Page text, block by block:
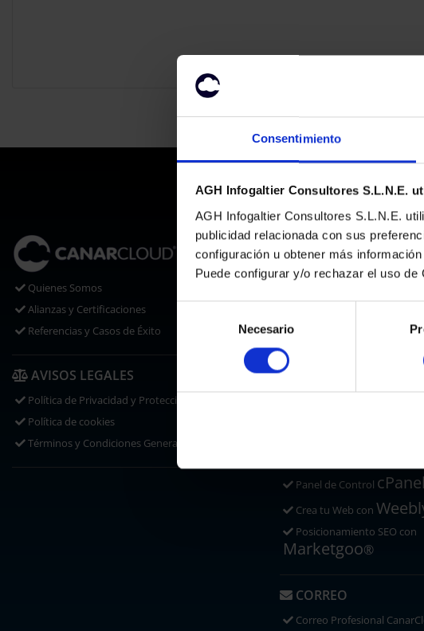
Consentimiento
AGH Infogaltier Consultores S.L.N.E.
AGH Infogaltier Consultores S.L.N.E.
publicidad relacionada con sus
configuración u obtener más
Puede configurar y/o rechazar el uso de
consentimiento
Necesario
Quienes Somos
Alianzas y Certificaciones
Referencias y Casos de Éxito
AVISOS LEGALES
Política de Privacidad y Protección de Datos
Política de cookies
Términos y Condiciones Generales
DOMINIOS
Registros
Traslados
Disponibilidad
Certificados SSL/TLS
HOSTING WEB
Panel de Control cPanel
Crea tu Web con
Posicionamiento SEO con
Marketgoo®
CORREO
Correo Profesional